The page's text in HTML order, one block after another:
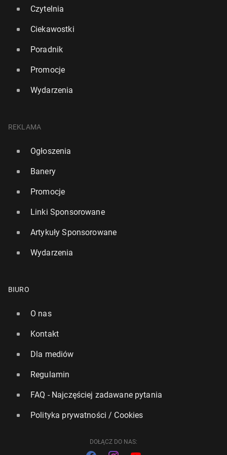
Naj­gor­sze linie lot­ni­cze pod wzglę­dem opóź­nień
lotów z bry­tyj­skich lotnisk
Liczba pa­sa­że­rów na He­ath­row spada pomimo ma­
Czytelnia
Ciekawostki
Poradnik
Promocje
Wydarzenia
REKLAMA
Ogłoszenia
Banery
Promocje
Linki Sponsorowane
Artykuły Sponsorowane
Wydarzenia
BIURO
O nas
Kontakt
Dla mediów
Regulamin
FAQ - Najczęściej zadawane pytania
Polityka prywatności / Cookies
DOŁĄCZ DO NAS: